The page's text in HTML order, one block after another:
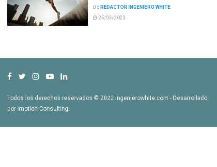
DEREDACTOR INGENIERO WHITE
25/03/2023
Todos los derechos reservados © 2022ingenierowhite.com - Desarrollado
porImotion Consulting.